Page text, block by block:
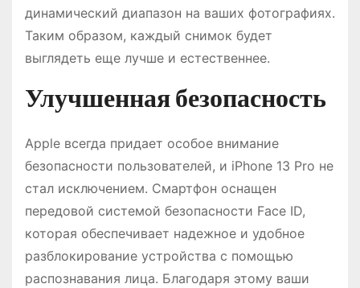
динамический диапазон на ваших фотографиях.
Таким образом, каждый снимок будет
выглядеть еще лучше и естественнее.
Улучшенная безопасность
Apple всегда придает особое внимание
безопасности пользователей, и iPhone 13 Pro не
стал исключением. Смартфон оснащен
передовой системой безопасности Face ID,
которая обеспечивает надежное и удобное
разблокирование устройства с помощью
распознавания лица. Благодаря этому ваши